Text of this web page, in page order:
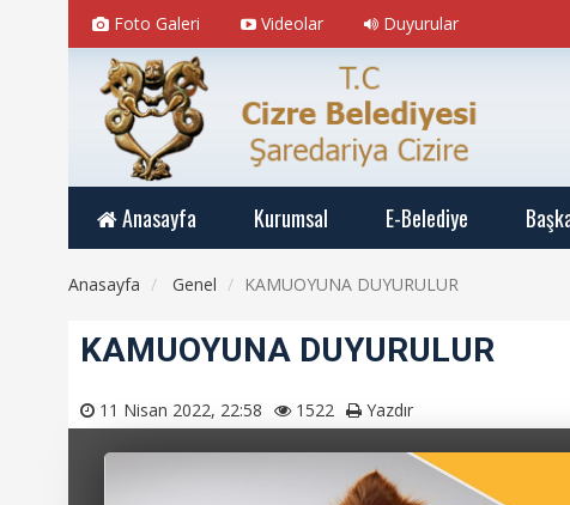
Foto Galeri Videolar Duyurular
Anasayfa Kurumsal E-Belediye
Anasayfa Genel KAMUOYUNA DUYURULUR
KAMUOYUNA DUYURULUR
11 Nisan 2022, 22:58 1522 Yazdır